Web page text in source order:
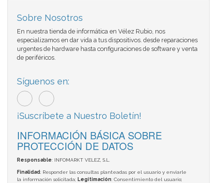
Sobre Nosotros
En nuestra tienda de informática en Vélez Rubio, nos
especializamos en dar vida a tus dispositivos. desde reparaciones
urgentes de hardware hasta configuraciones de software y venta
de periféricos.
Síguenos en:
¡Suscríbete a Nuestro Boletín!
INFORMACIÓN BÁSICA SOBRE
PROTECCIÓN DE DATOS
Responsable: INFOMARKT VELEZ, S.L.
Finalidad: Responder las consultas planteadas por el usuario y enviarle
la información solicitada; Legitimación: Consentimiento del usuario;